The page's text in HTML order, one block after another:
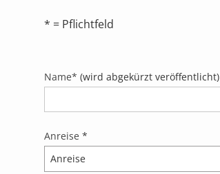
* = Pflichtfeld
Name* (wird abgekürzt veröffentlicht)
Anreise *